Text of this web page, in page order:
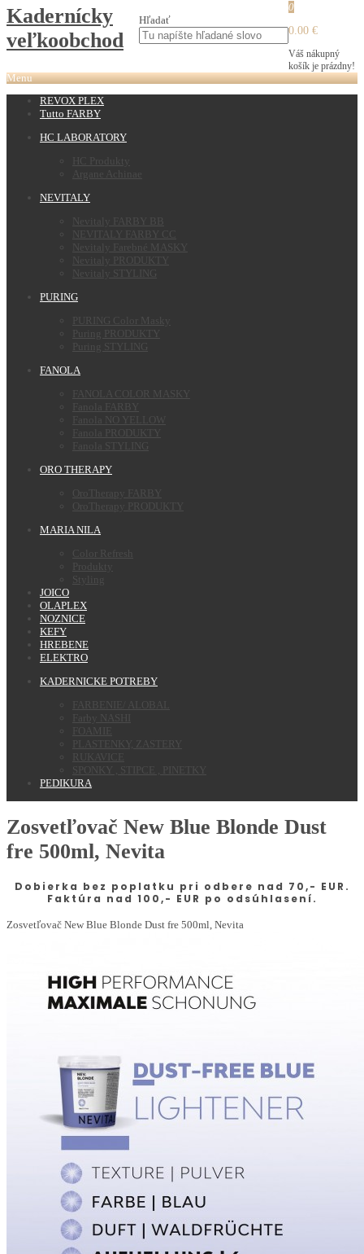
Kadernícky
veľkoobchod
Hľadať
0
0.00 €
Váš nákupný
košík je prázdny!
Menu
REVOX PLEX
Tutto FARBY
HC LABORATORY
HC Produkty
Argane Achinae
NEVITALY
Nevitaly FARBY BB
NEVITALY FARBY CC
Nevitaly Farebné MASKY
Nevitaly PRODUKTY
Nevitaly STYLING
PURING
PURING Color Masky
Puring PRODUKTY
Puring STYLING
FANOLA
FANOLA COLOR MASKY
Fanola FARBY
Fanola NO YELLOW
Fanola PRODUKTY
Fanola STYLING
ORO THERAPY
OroTherapy FARBY
OroTherapy PRODUKTY
MARIA NILA
Color Refresh
Produkty
Styling
JOICO
OLAPLEX
NOZNICE
KEFY
HREBENE
ELEKTRO
KADERNICKE POTREBY
FARBENIE/ ALOBAL
Farby NASHI
FOAMIE
PLASTENKY, ZASTERY
RUKAVICE
SPONKY , STIPCE , PINETKY
PEDIKURA
Zosvetľovač New Blue Blonde Dust
fre 500ml, Nevita
Dobierka bez poplatku pri odbere nad 70,- EUR.
Faktúra nad 100,- EUR po odsúhlasení.
Zosvetľovač New Blue Blonde Dust fre 500ml, Nevita